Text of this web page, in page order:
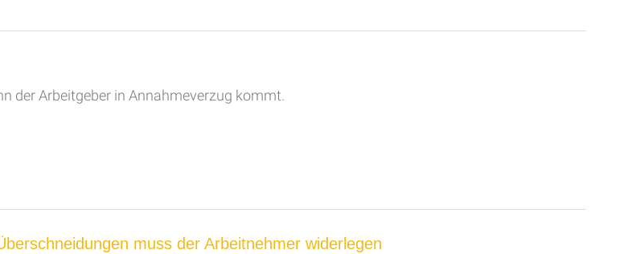
der Arbeitgeber in Annahmeverzug kommt.
muss der Arbeitnehmer widerlegen